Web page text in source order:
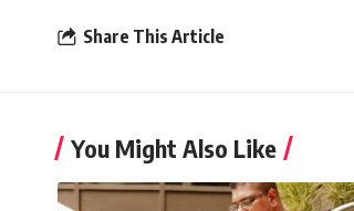
Share This Article
You Might Also Like